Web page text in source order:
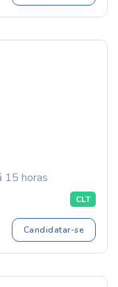
15 horas
CLT
Candidatar-se